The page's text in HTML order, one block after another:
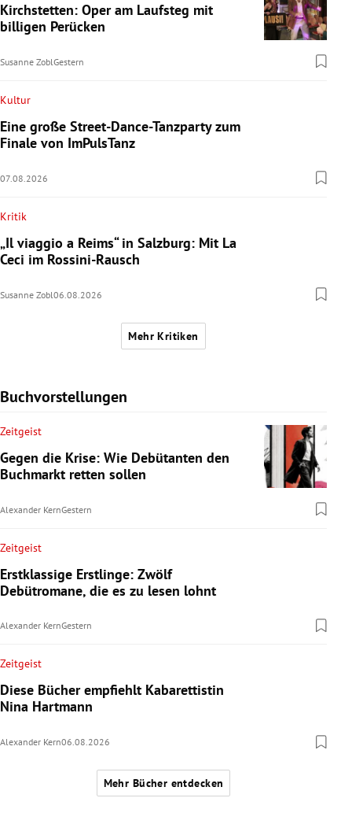
Kirchstetten: Oper am Laufsteg mit
billigen Perücken
Susanne ZoblGestern
Kultur
Eine große Street-Dance-Tanzparty zum
Finale von ImPulsTanz
07.08.2026
Kritik
„Il viaggio a Reims“ in Salzburg: Mit La
Ceci im Rossini-Rausch
Susanne Zobl06.08.2026
Mehr Kritiken
Buchvorstellungen
Zeitgeist
Gegen die Krise: Wie Debütanten den
Buchmarkt retten sollen
Alexander KernGestern
Zeitgeist
Erstklassige Erstlinge: Zwölf
Debütromane, die es zu lesen lohnt
Alexander KernGestern
Zeitgeist
Diese Bücher empfiehlt Kabarettistin
Nina Hartmann
Alexander Kern06.08.2026
Mehr Bücher entdecken